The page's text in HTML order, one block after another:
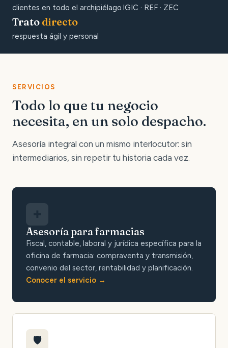
clientes en todo el archipiélago IGIC · REF · ZEC
Trato directo
respuesta ágil y personal
SERVICIOS
Todo lo que tu negocio
necesita, en un solo despacho.
Asesoría integral con un mismo interlocutor: sin
intermediarios, sin repetir tu historia cada vez.
Asesoría para farmacias
Fiscal, contable, laboral y jurídica específica para la
oficina de farmacia: compraventa y transmisión,
convenio del sector, rentabilidad y planificación.
Conocer el servicio
🛡️